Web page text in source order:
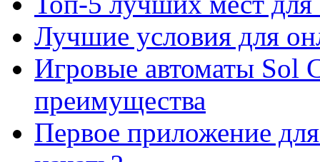
Лучшие условия для
Игровые автоматы Sol
преимущества
Первое приложение